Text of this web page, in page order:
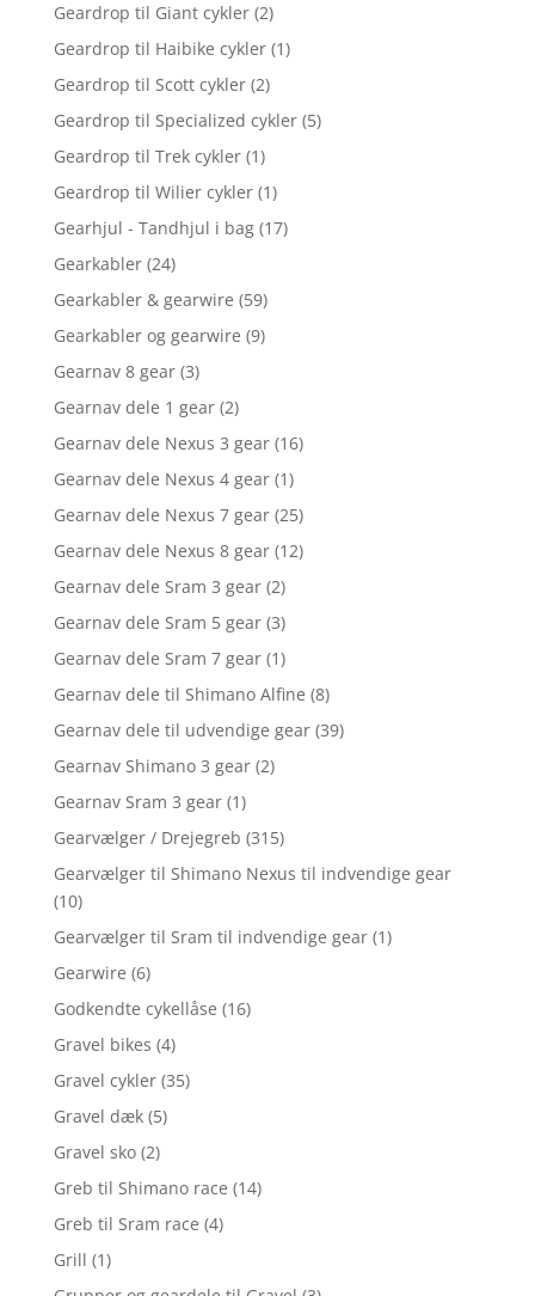
Geardrop til Giant cykler (2)
Geardrop til Haibike cykler (1)
Geardrop til Scott cykler (2)
Geardrop til Specialized cykler (5)
Geardrop til Trek cykler (1)
Geardrop til Wilier cykler (1)
Gearhjul - Tandhjul i bag (17)
Gearkabler (24)
Gearkabler & gearwire (59)
Gearkabler og gearwire (9)
Gearnav 8 gear (3)
Gearnav dele 1 gear (2)
Gearnav dele Nexus 3 gear (16)
Gearnav dele Nexus 4 gear (1)
Gearnav dele Nexus 7 gear (25)
Gearnav dele Nexus 8 gear (12)
Gearnav dele Sram 3 gear (2)
Gearnav dele Sram 5 gear (3)
Gearnav dele Sram 7 gear (1)
Gearnav dele til Shimano Alfine (8)
Gearnav dele til udvendige gear (39)
Gearnav Shimano 3 gear (2)
Gearnav Sram 3 gear (1)
Gearvælger / Drejegreb (315)
Gearvælger til Shimano Nexus til indvendige gear
(10)
Gearvælger til Sram til indvendige gear (1)
Gearwire (6)
Godkendte cykellåse (16)
Gravel bikes (4)
Gravel cykler (35)
Gravel dæk (5)
Gravel sko (2)
Greb til Shimano race (14)
Greb til Sram race (4)
Grill (1)